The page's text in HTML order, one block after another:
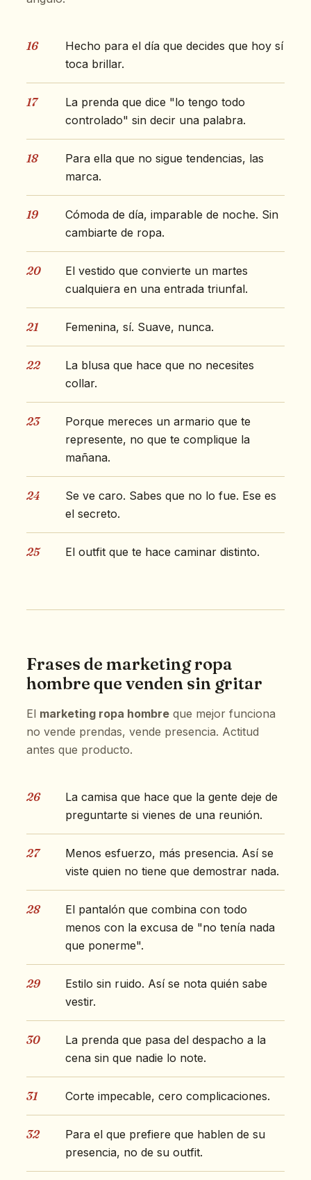
16
Hecho para el día que decides que hoy sí
toca brillar.
17
La prenda que dice "lo tengo todo
controlado" sin decir una palabra.
18
Para ella que no sigue tendencias, las
marca.
19
Cómoda de día, imparable de noche. Sin
cambiarte de ropa.
20
El vestido que convierte un martes
cualquiera en una entrada triunfal.
21 Femenina, sí. Suave, nunca.
22
La blusa que hace que no necesites
collar.
23
Porque mereces un armario que te
represente, no que te complique la
mañana.
24
Se ve caro. Sabes que no lo fue. Ese es
el secreto.
25 El outfit que te hace caminar distinto.
Frases de marketing ropa
hombre que venden sin gritar
El marketing ropa hombre que mejor funciona
no vende prendas, vende presencia. Actitud
antes que producto.
26
La camisa que hace que la gente deje de
preguntarte si vienes de una reunión.
27
Menos esfuerzo, más presencia. Así se
viste quien no tiene que demostrar nada.
28
El pantalón que combina con todo
menos con la excusa de "no tenía nada
que ponerme".
29
Estilo sin ruido. Así se nota quién sabe
vestir.
30
La prenda que pasa del despacho a la
cena sin que nadie lo note.
31 Corte impecable, cero complicaciones.
32
Para el que prefiere que hablen de su
presencia, no de su outfit.